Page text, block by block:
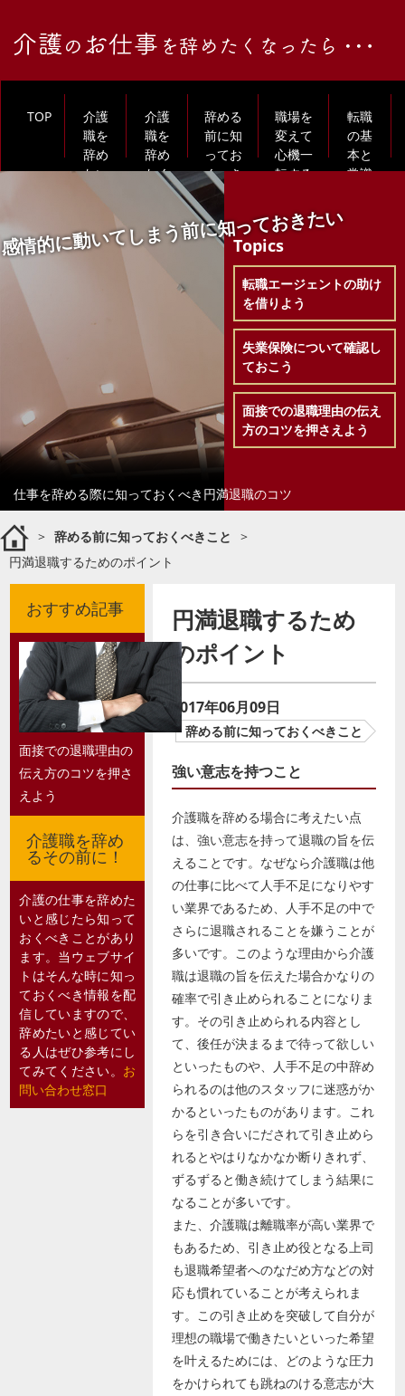
仕事を辞める際に知っておくべき円満退職のコツ
TOP
介護
職を
辞め
たい
介護
職を
辞め
たく
なる
辞める
前に知
ってお
くべき
こと
職場を
変えて
心機一
転する
転職
の基
本と
常識
感情的に動いてしまう前に知っておきたい
Topics
転職エージェントの助け
を借りよう
失業保険について確認し
ておこう
面接での退職理由の伝え
方のコツを押さえよう
> 辞める前に知っておくべきこと
>
円満退職するためのポイント
円満退職するため
のポイント
2017年06月09日
辞める前に知っておくべきこと
強い意志を持つこと
介護職を辞める場合に考えたい点
は、強い意志を持って退職の旨を伝
えることです。なぜなら介護職は他
の仕事に比べて人手不足になりやす
い業界であるため、人手不足の中で
さらに退職されることを嫌うことが
多いです。このような理由から介護
職は退職の旨を伝えた場合かなりの
確率で引き止められることになりま
す。その引き止められる内容とし
て、後任が決まるまで待って欲しい
といったものや、人手不足の中辞め
られるのは他のスタッフに迷惑がか
かるといったものがあります。これ
らを引き合いにだされて引き止めら
れるとやはりなかなか断りきれず、
ずるずると働き続けてしまう結果に
なることが多いです。
また、介護職は離職率が高い業界で
もあるため、引き止め役となる上司
も退職希望者へのなだめ方などの対
応も慣れていることが考えられま
す。この引き止めを突破して自分が
理想の職場で働きたいといった希望
を叶えるためには、どのような圧力
をかけられても跳ねのける意志が大
おすすめ記事
面接での退職理由の
伝え方のコツを押さ
えよう
介護職を辞め
るその前に！
介護の仕事を辞めた
いと感じたら知って
おくべきことがあり
ます。当ウェブサイ
トはそんな時に知っ
ておくべき情報を配
信していますので、
辞めたいと感じてい
る人はぜひ参考にし
てみてください。 お
問い合わせ窓口